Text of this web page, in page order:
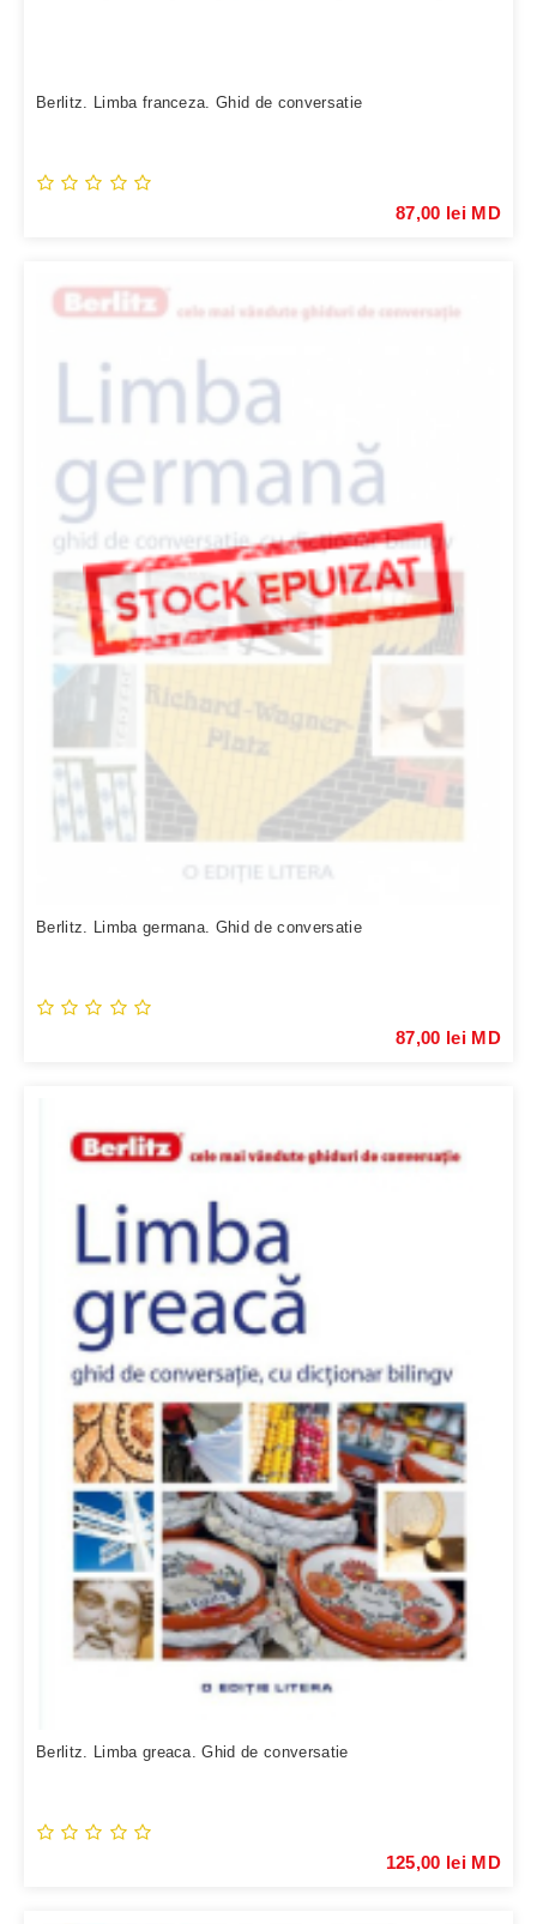
Berlitz. Limba franceza. Ghid de conversatie
87,00 lei MD
Berlitz. Limba germana. Ghid de conversatie
87,00 lei MD
Berlitz. Limba greaca. Ghid de conversatie
125,00 lei MD